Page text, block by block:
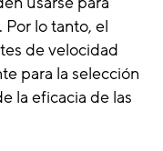
lo tanto, el
de velocidad
para la selección
la eficacia de las